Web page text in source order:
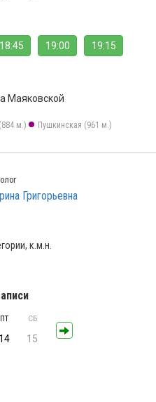
18:45 19:00 19:15
Маяковской
м.) Пушкинская (961 м.)
Григорьевна
к.м.н.
ПТ
14
СБ
15